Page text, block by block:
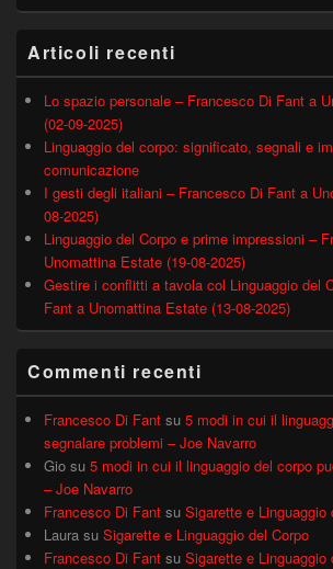
Articoli recenti
Lo spazio personale – Francesco Di Fant a
(02-09-2025)
Linguaggio del corpo: significato, segnali e
comunicazione
I gesti degli italiani – Francesco Di Fant a
08-2025)
Linguaggio del Corpo e prime impressioni –
Unomattina Estate (19-08-2025)
Gestire i conflitti a tavola col Linguaggio del
Fant a Unomattina Estate (13-08-2025)
Commenti recenti
Francesco Di Fant su 5 modi in cui il
segnalare problemi – Joe Navarro
Gio su 5 modi in cui il linguaggio del corpo
– Joe Navarro
Francesco Di Fant su Sigarette e Linguaggio
Laura su Sigarette e Linguaggio del Corpo
Francesco Di Fant su Sigarette e Linguaggio